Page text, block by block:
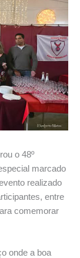
o 48º
marcado
realizado
entre
comemorar
onde a boa